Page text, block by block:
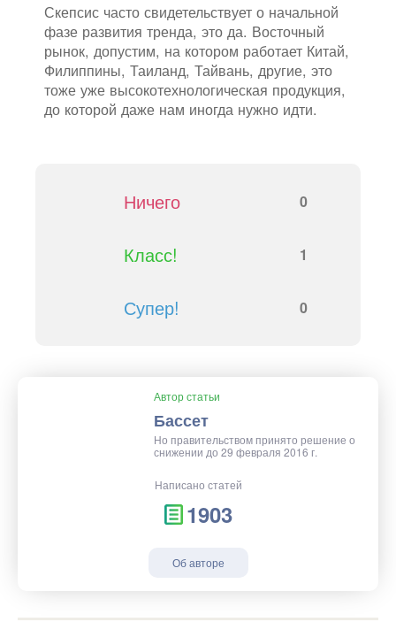
Скепсис часто свидетельствует о начальной
фазе развития тренда, это да. Восточный
рынок, допустим, на котором работает Китай,
Филиппины, Таиланд, Тайвань, другие, это
тоже уже высокотехнологическая продукция,
до которой даже нам иногда нужно идти.
Ничего 0
Класс! 1
Супер! 0
Автор статьи
Бассет
Но правительством принято решение о
снижении до 29 февраля 2016 г.
Написано статей
1903
Об авторе